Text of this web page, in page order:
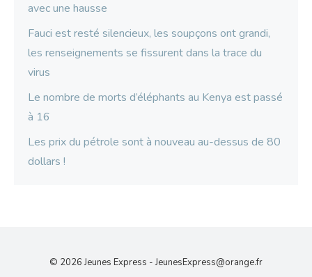
avec une hausse
Fauci est resté silencieux, les soupçons ont grandi,
les renseignements se fissurent dans la trace du
virus
Le nombre de morts d’éléphants au Kenya est passé
à 16
Les prix du pétrole sont à nouveau au-dessus de 80
dollars !
© 2026 Jeunes Express -JeunesExpress@orange.fr